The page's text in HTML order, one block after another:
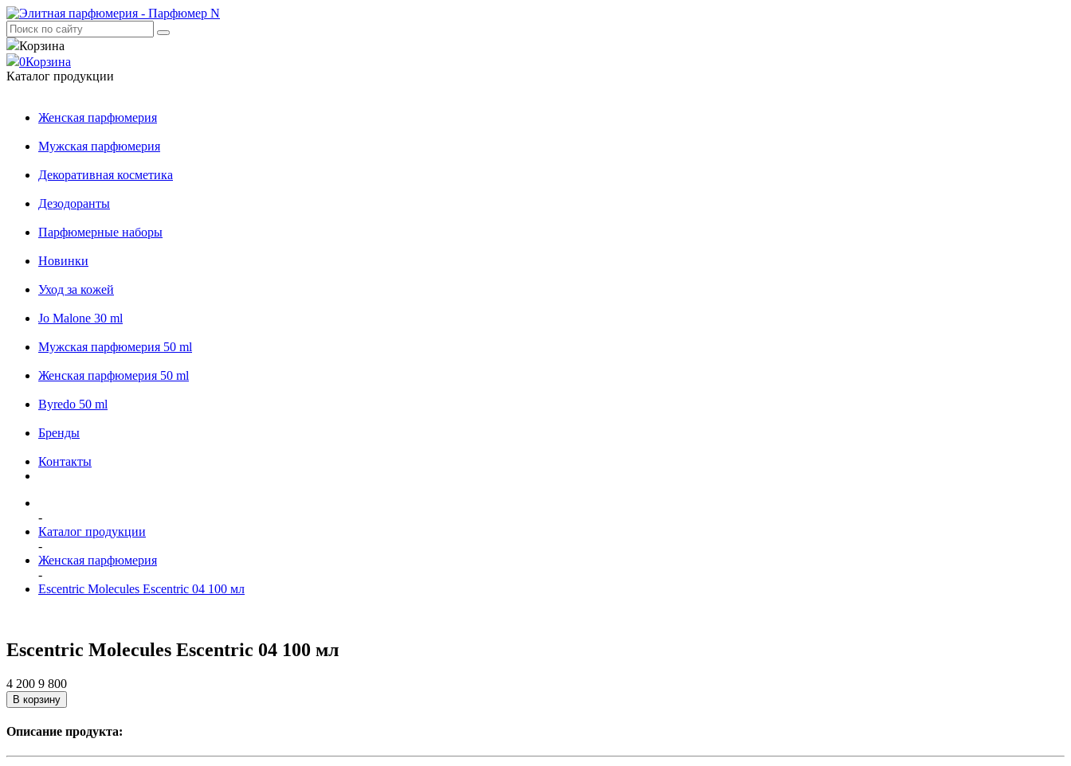
Корзина
0Корзина
Каталог продукции
Женская парфюмерия
Мужская парфюмерия
Декоративная косметика
Дезодоранты
Парфюмерные наборы
Новинки
Уход за кожей
Jo Malone 30 ml
Мужская парфюмерия 50 ml
Женская парфюмерия 50 ml
Byredo 50 ml
Бренды
Контакты
-
Каталог продукции
-
Женская парфюмерия
-
Escentric Molecules Escentric 04 100 мл
Escentric Molecules Escentric 04 100 мл
4 200 9 800
В корзину
Описание продукта: